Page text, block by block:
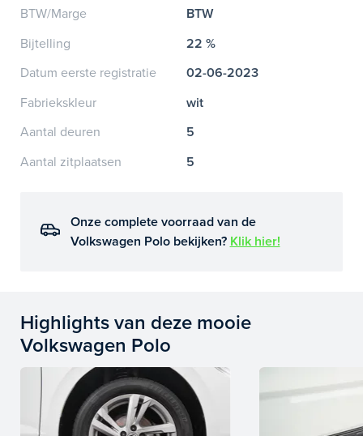
BTW/Marge
BTW
Bijtelling
22 %
Datum eerste registratie
02-06-2023
Fabriekskleur
wit
Aantal deuren
5
Aantal zitplaatsen
5
Onze complete voorraad van de
Volkswagen Polo bekijken? Klik hier!
Highlights van deze mooie
Volkswagen Polo